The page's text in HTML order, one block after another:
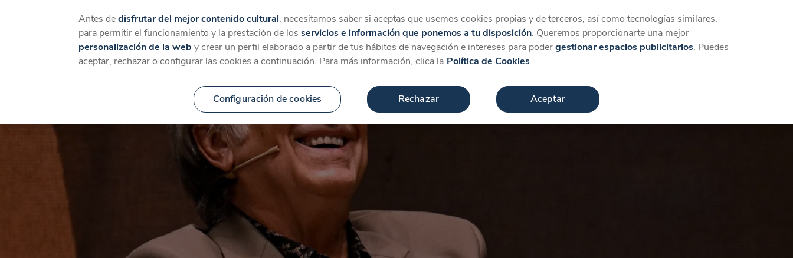
Catálogo Temáticas Categorías Favoritos Más Iniciar sesión Crear cuenta
Antes dedisfrutar del mejor contenido cultural, necesitamos saber si aceptas que usemos cookies propias y de terceros, así como tecnologías similares,
para permitir el funcionamiento y la prestación de los servicios e información que ponemos a tu disposición. Queremos proporcionarte una mejor
personalización de la web y crear un perfil elaborado a partir de tus hábitos de navegación e intereses para podergestionar espacios publicitarios. Puedes
aceptar, rechazar o configurar las cookies a continuación. Para más información, clica la Política de Cookies
Configuración de cookies Rechazar Aceptar